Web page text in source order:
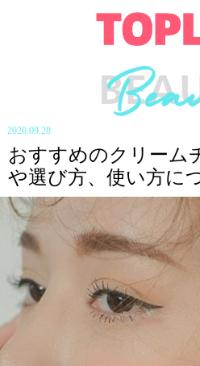
2020.09.28
おすすめのクリーム
や選び方、使い方に